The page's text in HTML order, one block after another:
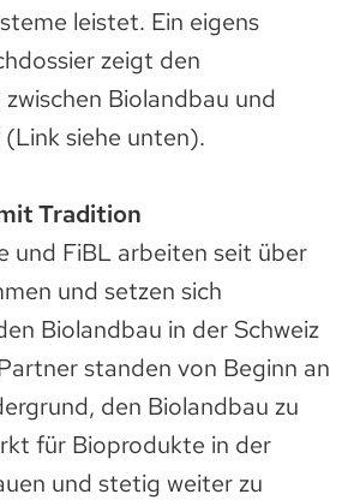
leistet. Ein eigens
zeigt den
Biolandbau und
siehe unten).
Tradition
und FiBL arbeiten seit über
und setzen sich
Biolandbau in der Schweiz
standen von Beginn an
den Biolandbau zu
für Bioprodukte in der
und stetig weiter zu